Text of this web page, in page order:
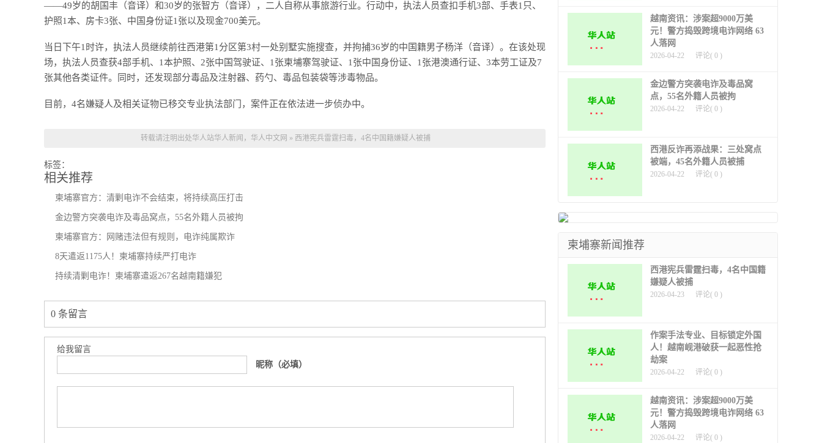
——49岁的胡国丰（音译）和30岁的张智方（音译），二人自称从事旅游行业。行动中，执法人员查扣手机3部、手表1只、
护照1本、房卡3张、中国身份证1张以及现金700美元。
当日下午1时许，执法人员继续前往西港第1分区第3村一处别墅实施搜查，并拘捕36岁的中国籍男子杨洋（音译）。在该处现
场，执法人员查获4部手机、1本护照、2张中国驾驶证、1张柬埔寨驾驶证、1张中国身份证、1张港澳通行证、3本劳工证及7
张其他各类证件。同时，还发现部分毒品及注射器、药勺、毒品包装袋等涉毒物品。
目前，4名嫌疑人及相关证物已移交专业执法部门，案件正在依法进一步侦办中。
转载请注明出处华人站华人新闻，华人中文网 » 西港宪兵雷霆扫毒，4名中国籍嫌疑人被捕
标签：
相关推荐
柬埔寨官方：清剿电诈不会结束，将持续高压打击
金边警方突袭电诈及毒品窝点，55名外籍人员被拘
柬埔寨官方：网赌违法但有规则，电诈纯属欺诈
8天遣返1175人！柬埔寨持续严打电诈
持续清剿电诈！柬埔寨遣返267名越南籍嫌犯
0 条留言
给我留言
昵称（必填）
越南资讯：涉案超9000万美
元！警方捣毁跨境电诈网络 63
人落网
2026-04-22 评论( 0 )
金边警方突袭电诈及毒品窝
点，55名外籍人员被拘
2026-04-22 评论( 0 )
西港反诈再添战果：三处窝点
被端，45名外籍人员被捕
2026-04-22 评论( 0 )
柬埔寨新闻推荐
西港宪兵雷霆扫毒，4名中国籍
嫌疑人被捕
2026-04-23 评论( 0 )
作案手法专业、目标锁定外国
人！越南岘港破获一起恶性抢
劫案
2026-04-22 评论( 0 )
越南资讯：涉案超9000万美
元！警方捣毁跨境电诈网络 63
人落网
2026-04-22 评论( 0 )